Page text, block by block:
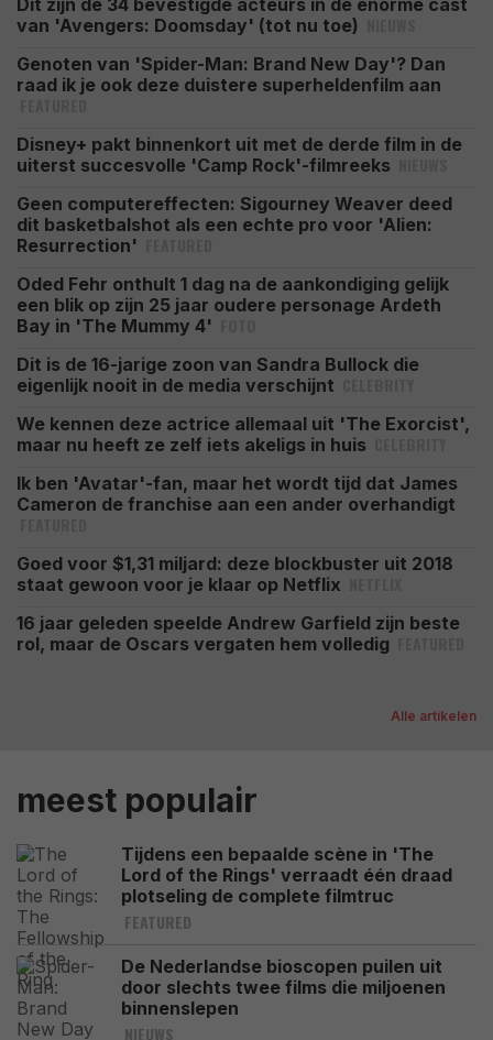
Dit zijn de 34 bevestigde acteurs in de enorme cast
van 'Avengers: Doomsday' (tot nu toe)
Genoten van 'Spider-Man: Brand New Day'? Dan
raad ik je ook deze duistere superheldenfilm aan
Disney+ pakt binnenkort uit met de derde film in de
uiterst succesvolle 'Camp Rock'-filmreeks
Geen computereffecten: Sigourney Weaver deed
dit basketbalshot als een echte pro voor 'Alien:
Resurrection'
Oded Fehr onthult 1 dag na de aankondiging gelijk
een blik op zijn 25 jaar oudere personage Ardeth
Bay in 'The Mummy 4'
Dit is de 16-jarige zoon van Sandra Bullock die
eigenlijk nooit in de media verschijnt
We kennen deze actrice allemaal uit 'The Exorcist',
maar nu heeft ze zelf iets akeligs in huis
Ik ben 'Avatar'-fan, maar het wordt tijd dat James
Cameron de franchise aan een ander overhandigt
Goed voor $1,31 miljard: deze blockbuster uit 2018
staat gewoon voor je klaar op Netflix
16 jaar geleden speelde Andrew Garfield zijn beste
rol, maar de Oscars vergaten hem volledig
Alle artikelen
meest populair
Tijdens een bepaalde scène in 'The
Lord of the Rings' verraadt één draad
plotseling de complete filmtruc
FEATURED
De Nederlandse bioscopen puilen uit
door slechts twee films die miljoenen
binnenslepen
NIEUWS